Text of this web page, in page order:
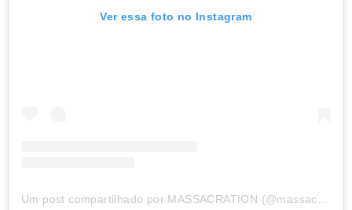
Ver essa foto no Instagram
Um post compartilhado por MASSACRATION (@massacrationoficial)